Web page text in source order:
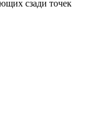
сзади точек